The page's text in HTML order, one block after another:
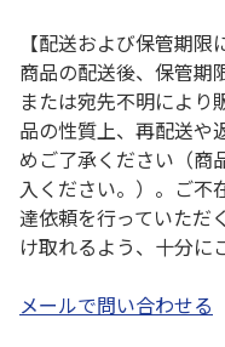
【配送および保管期限
商品の配送後、保管期
または宛先不明により
品の性質上、再配送や
めご了承ください（商
入ください。）。ご不
達依頼を行っていただ
け取れるよう、十分に
メールで問い合わせる